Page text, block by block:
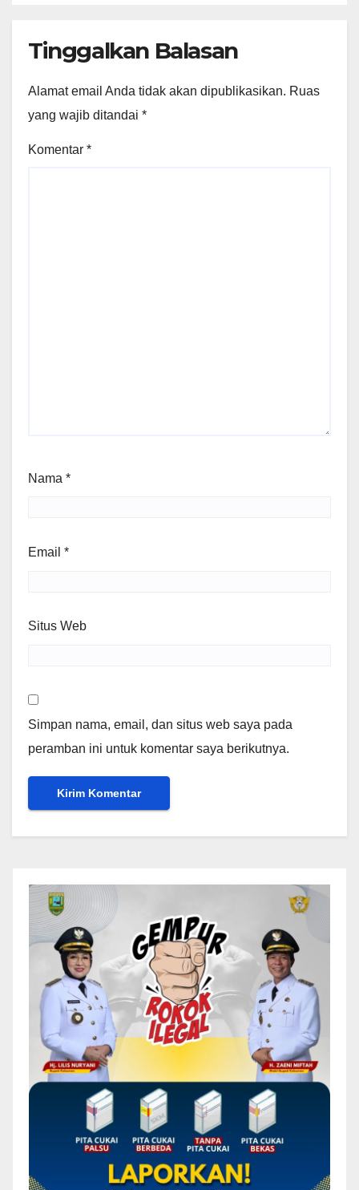
Tinggalkan Balasan
Alamat email Anda tidak akan dipublikasikan. Ruas
yang wajib ditandai *
Komentar *
Nama *
Email *
Situs Web
Simpan nama, email, dan situs web saya pada
peramban ini untuk komentar saya berikutnya.